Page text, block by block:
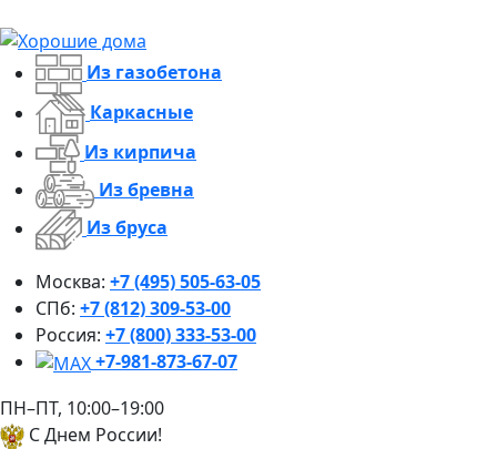
Из газобетона
Каркасные
Из кирпича
Из бревна
Из бруса
Москва: +7 (495) 505-63-05
СПб: +7 (812) 309-53-00
Россия: +7 (800) 333-53-00
+7-981-873-67-07
ПН–ПТ, 10:00–19:00
С Днем России!